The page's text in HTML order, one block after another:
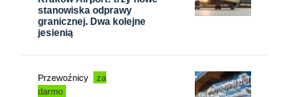
stanowiska odprawy
granicznej. Dwa kolejne
jesienią
Przewoźnicy
za
darmo